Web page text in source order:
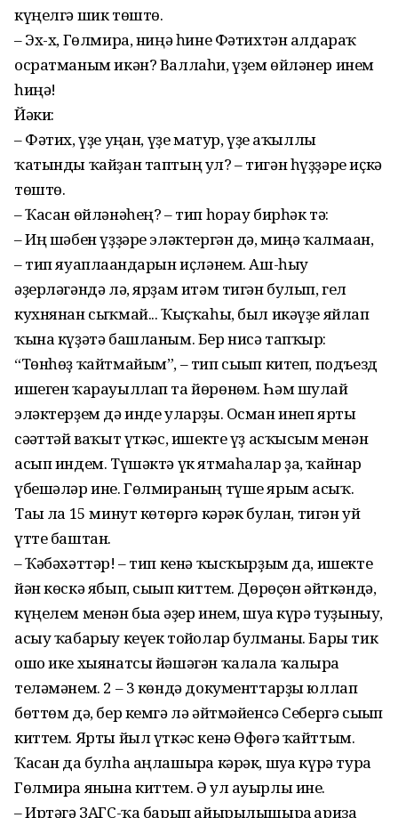
күңелгә шик төштө.
– Эх-х, Гөлмира, ниңә һине Фәтихтән алдараҡ
осратманым икән? Валлаһи, үҙем өйләнер инем
һиңә!
Йәки:
– Фәтих, үҙе уңған, үҙе матур, үҙе аҡыллы
ҡатынды ҡайҙан таптың ул? – тигән һүҙҙәре иҫкә
төштө.
– Ҡасан өйләнәһең? – тип һорау бирһәк тә:
– Иң шәбен үҙҙәре эләктергән дә, миңә ҡалмаған,
– тип яуаплағандарын иҫләнем. Аш-һыу
әҙерләгәндә лә, ярҙам итәм тигән булып, гел
кухнянан сыҡмай... Ҡыҫҡаһы, был икәүҙе яйлап
ҡына күҙәтә башланым. Бер нисә тапҡыр:
“Төнһөҙ ҡайтмайым”, – тип сығып китеп, подъезд
ишеген ҡарауыллап та йөрөнөм. Һәм шулай
эләктерҙем дә инде уларҙы. Осман инеп ярты
сәғәттәй ваҡыт үткәс, ишекте үҙ асҡысым менән
асып индем. Түшәктә үк ятмаһалар ҙа, ҡайнар
үбешәләр ине. Гөлмираның түше ярым асыҡ.
Тағы ла 15 минут көтөргә кәрәк булған, тигән уй
үтте баштан.
– Ҡәбәхәттәр! – тип кенә ҡысҡырҙым да, ишекте
йән көскә ябып, сығып киттем. Дөрөҫөн әйткәндә,
күңелем менән быға әҙер инем, шуға күрә туҙыныу,
асыу ҡабарыу кеүек тойғолар булманы. Бары тик
ошо ике хыянатсы йәшәгән ҡалала ҡалырға
теләмәнем. 2 – 3 көндә документтарҙы юллап
бөттөм дә, бер кемгә лә әйтмәйенсә Себергә сығып
киттем. Ярты йыл үткәс кенә Өфөгә ҡайттым.
Ҡасан да булһа аңлашырға кәрәк, шуға күрә тура
Гөлмира янына киттем. Ә ул ауырлы ине.
– Иртәгә ЗАГС-ҡа барып айырылышырға ғариза